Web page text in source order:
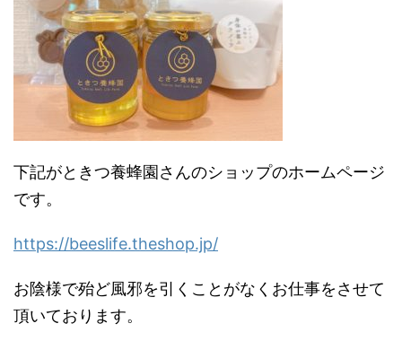
下記がときつ養蜂園さんのショップのホームページ
です。
https://beeslife.theshop.jp/
お陰様で殆ど風邪を引くことがなくお仕事をさせて
頂いております。